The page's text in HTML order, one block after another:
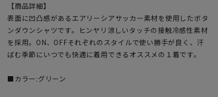
【商品詳細】
表面に凹凸感があるエアリーシアサッカー素材を使用したボタ
ンダウンシャツです。ヒンヤリ涼しいタッチの接触冷感性素材
を採用。ON、OFFそれぞれのスタイルで使い勝手が良く、汗
ばむ季節にいつでも快適に着用できるオススメの１着です。
■カラー:グリーン